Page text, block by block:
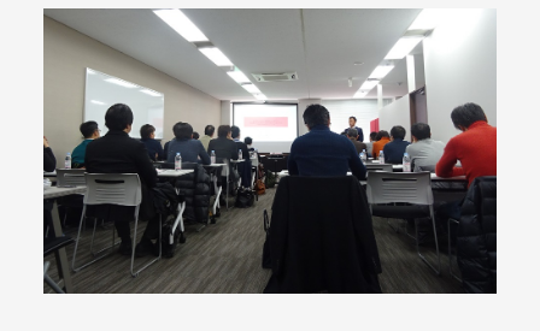
代表メッセージ
まずは無料で相談
メールマガジン